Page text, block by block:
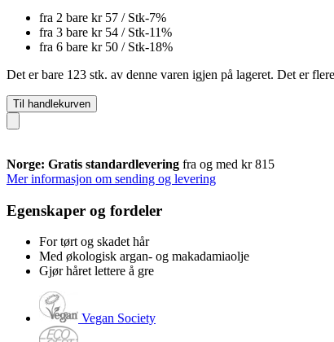
fra 2 bare kr 57 / Stk-7%
fra 3 bare kr 54 / Stk-11%
fra 6 bare kr 50 / Stk-18%
Det er bare 123 stk. av denne varen igjen på lageret. Det er
Til handlekurven
Norge: Gratis standardlevering fra og med kr 815
Mer informasjon om sending og levering
Egenskaper og fordeler
For tørt og skadet hår
Med økologisk argan- og makadamiaolje
Gjør håret lettere å gre
Vegan Society